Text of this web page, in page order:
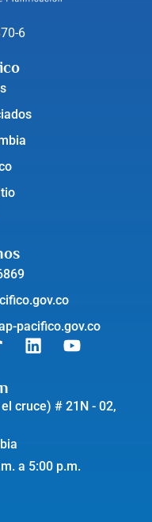
6
pacifico.gov.co
cruce) # 21N - 02,
a 5:00 p.m.